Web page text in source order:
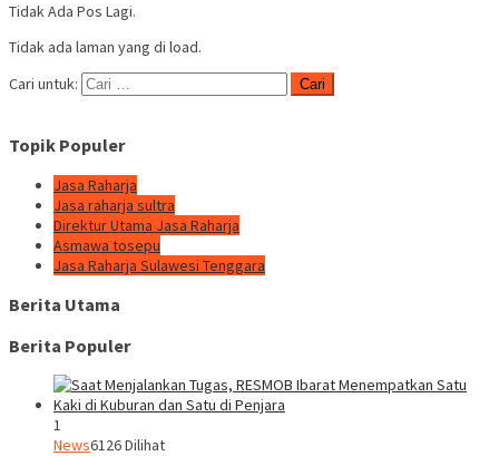
Tidak Ada Pos Lagi.
Tidak ada laman yang di load.
Cari untuk:
Topik Populer
Jasa Raharja
Jasa raharja sultra
Direktur Utama Jasa Raharja
Asmawa tosepu
Jasa Raharja Sulawesi Tenggara
Berita Utama
Berita Populer
1
News6126 Dilihat